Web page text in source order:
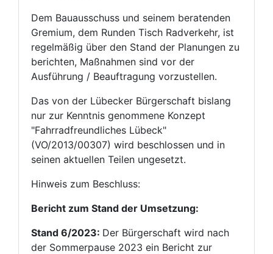
Dem Bauausschuss und seinem beratenden
Gremium, dem Runden Tisch Radverkehr, ist
regelmäßig über den Stand der Planungen zu
berichten, Maßnahmen sind vor der
Ausführung / Beauftragung vorzustellen.
Das von der Lübecker Bürgerschaft bislang
nur zur Kenntnis genommene Konzept
"Fahrradfreundliches Lübeck"
(VO/2013/00307) wird beschlossen und in
seinen aktuellen Teilen ungesetzt.
Hinweis zum Beschluss:
Bericht zum Stand der Umsetzung:
Stand 6/2023: Der Bürgerschaft wird nach
der Sommerpause 2023 ein Bericht zur